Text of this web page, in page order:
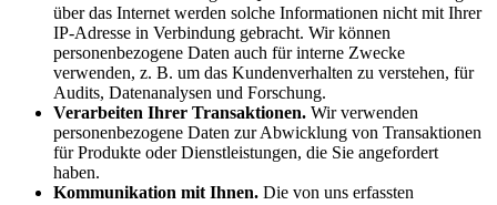
über das Internet werden solche Informationen nicht mit Ihrer
IP-Adresse in Verbindung gebracht. Wir können
personenbezogene Daten auch für interne Zwecke
verwenden, z. B. um das Kundenverhalten zu verstehen, für
Audits, Datenanalysen und Forschung.
Verarbeiten Ihrer Transaktionen. Wir verwenden
personenbezogene Daten zur Abwicklung von Transaktionen
für Produkte oder Dienstleistungen, die Sie angefordert
haben.
Kommunikation mit Ihnen. Die von uns erfassten